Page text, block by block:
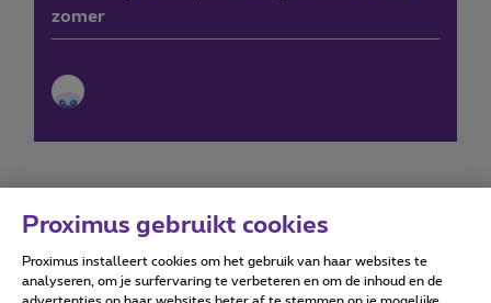
zomer
Forumvoorwaarden Accessibility statement
Proximus gebruikt cookies
Proximus installeert cookies om het gebruik van haar websites te
analyseren, om je surfervaring te verbeteren en om de inhoud en de